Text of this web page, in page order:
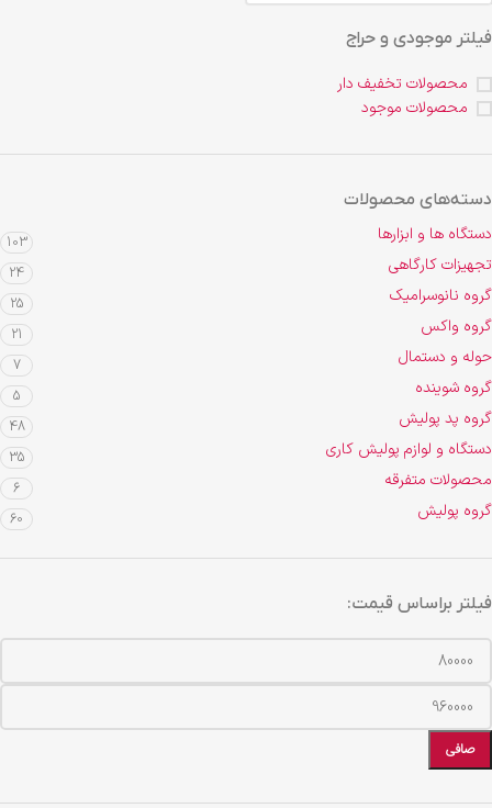
فیلتر موجودی و حراج
محصولات تخفیف دار
محصولات موجود
دسته‌های محصولات
دستگاه ها و ابزارها 103
تجهیزات کارگاهی 24
گروه نانوسرامیک 25
گروه واکس 21
حوله و دستمال 7
گروه شوینده 5
گروه پد پولیش 48
دستگاه و لوازم پولیش کاری 35
محصولات متفرقه 6
گروه پولیش 60
فیلتر براساس قیمت:
صافی